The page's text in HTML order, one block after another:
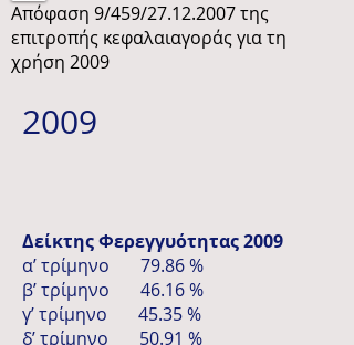
Απόφαση 9/459/27.12.2007 της
επιτροπής κεφαλαιαγοράς για τη
χρήση 2009
2009
Δείκτης Φερεγγυότητας 2009
α’ τρίμηνο 79.86 %
β’ τρίμηνο 46.16 %
γ’ τρίμηνο 45.35 %
δ’ τρίμηνο 50.91 %